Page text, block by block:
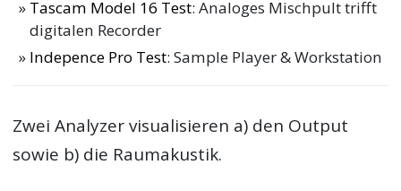
Tascam Model 16 Test: Analoges Mischpult trifft
digitalen Recorder
Indepence Pro Test: Sample Player & Workstation
Zwei Analyzer visualisieren a) den Output
sowie b) die Raumakustik.